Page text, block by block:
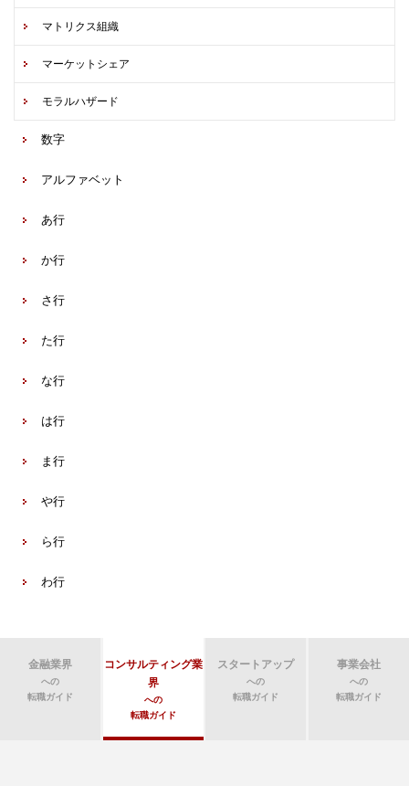
マトリクス組織
マーケットシェア
モラルハザード
数字
アルファベット
あ行
か行
さ行
た行
な行
は行
ま行
や行
ら行
わ行
金融業界
への
転職ガイド
コンサルティング業
界
への
転職ガイド
スタートアップ
への
転職ガイド
事業会社
への
転職ガイド